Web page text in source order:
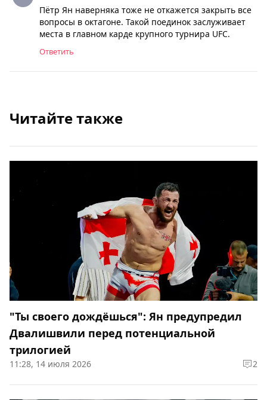
Пётр Ян наверняка тоже не откажется закрыть все
вопросы в октагоне. Такой поединок заслуживает
места в главном карде крупного турнира UFC.
Ответить
Читайте также
"Ты своего дождёшься": Ян предупредил
Двалишвили перед потенциальной
трилогией
11:28, 14 июля 2026 2